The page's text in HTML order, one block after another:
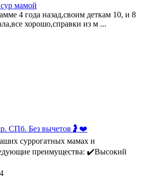
мамой
4 года назад,своим деткам 10, и 8
хорошо,справки из м ...
СПб. Без вычетов🤰❤️
суррогатных мамах и
преимущества: ✔️Высокий